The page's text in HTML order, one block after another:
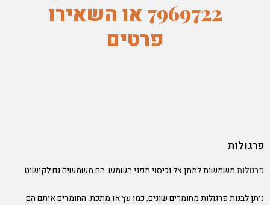
7969722 או השאירו
פרטים
פרגולות
פרגולותמשמשות למתן צל וכיסוי מפני השמש. הם משמשים גם לקישוט.
ניתן לבנות פרגולות מחומרים שונים, כמו עץ או מתכת. החומרים איתם הם